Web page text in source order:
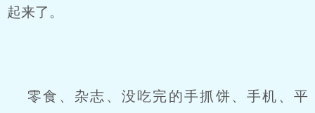
起来了。
零食、杂志、没吃完的手抓饼、手机、平